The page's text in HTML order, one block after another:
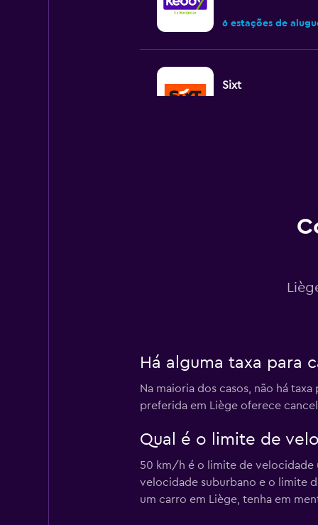
6 estações de
Sixt
Dollar
2 estações de
1 estação de
Há alguma taxa para
Na maioria dos casos, não há
preferida em Liège oferece
Qual é o limite de
50 km/h é o limite de velocidade
velocidade suburbano e o limite
um carro em Liège, tenha em